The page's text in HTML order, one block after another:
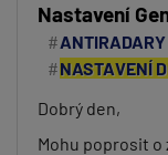
Nastavení
NASTAVENÍ
Dobrý den,
Mohu poprosit o